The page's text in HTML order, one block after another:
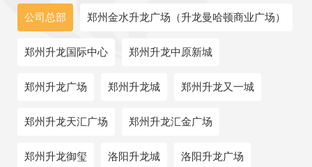
公司总部 郑州金水升龙广场（升龙曼哈顿商业广场）
郑州升龙国际中心 郑州升龙中原新城
郑州升龙广场 郑州升龙城 郑州升龙又一城
郑州升龙天汇广场 郑州升龙汇金广场
郑州升龙御玺 洛阳升龙城 洛阳升龙广场